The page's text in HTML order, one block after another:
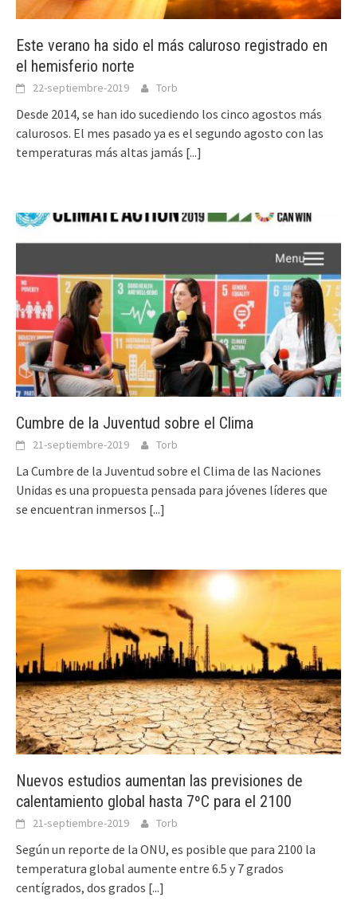
Este verano ha sido el más caluroso registrado en
el hemisferio norte
22-septiembre-2019 Torb
Desde 2014, se han ido sucediendo los cinco agostos más
calurosos. El mes pasado ya es el segundo agosto con las
temperaturas más altas jamás [...]
Cumbre de la Juventud sobre el Clima
21-septiembre-2019 Torb
La Cumbre de la Juventud sobre el Clima de las Naciones
Unidas es una propuesta pensada para jóvenes líderes que
se encuentran inmersos [...]
Nuevos estudios aumentan las previsiones de
calentamiento global hasta 7ºC para el 2100
21-septiembre-2019 Torb
Según un reporte de la ONU, es posible que para 2100 la
temperatura global aumente entre 6.5 y 7 grados
centígrados, dos grados [...]